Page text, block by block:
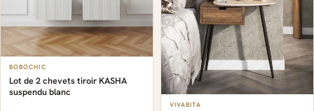
BOBOCHIC
Lot de 2 chevets tiroir KASHA
suspendu blanc
VIVABITA